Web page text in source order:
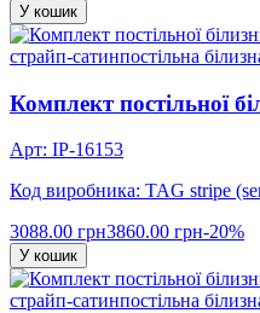
У кошик
страйп-сатинпостільна
Комплект постільної
Арт: IP-16153
Код виробника: TAG stripe
3088.00 грн3860.00 грн-20%
У кошик
страйп-сатинпостільна